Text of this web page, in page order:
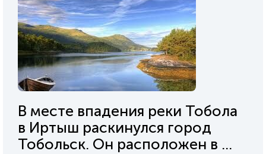
В месте впадения реки Тобола
в Иртыш раскинулся город
Тобольск. Он расположен в ...